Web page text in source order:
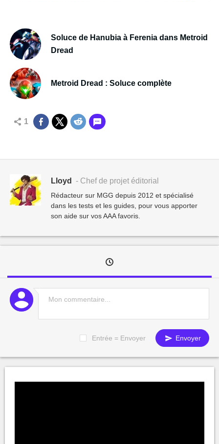
Soluce de Hanubia à Ferenia dans Metroid
Dread
Metroid Dread : Soluce complète
1
Lloyd - Chef de projet éditorial
Rédacteur sur MGG depuis 2012 et spécialisé
dans les tests et les guides, pour vous apporter
son aide sur vos AAA favoris.
Entrée = Envoyer Envoyer